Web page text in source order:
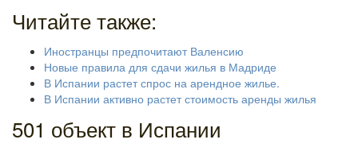
Читайте также:
Иностранцы предпочитают Валенсию
Новые правила для сдачи жилья в Мадриде
В Испании растет спрос на арендное жилье.
В Испании активно растет стоимость аренды жилья
501 объект в Испании